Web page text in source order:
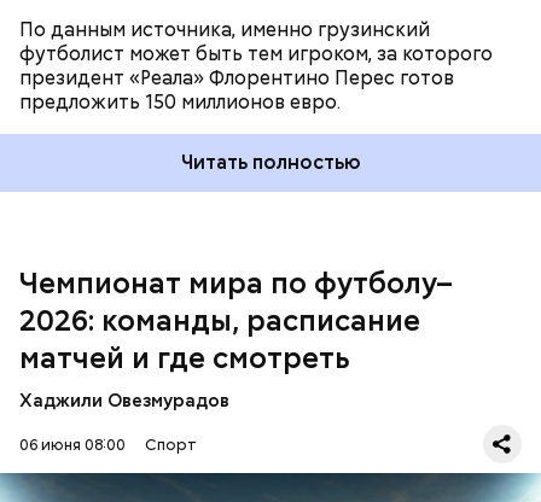
По данным источника, именно грузинский
футболист может быть тем игроком, за которого
президент «Реала» Флорентино Перес готов
предложить 150 миллионов евро.
Читать полностью
Чемпионат мира по футболу–
2026: команды, расписание
матчей и где смотреть
Хаджили Овезмурадов
06 июня 08:00 Спорт
четыре сборные. В плей-офф выходят по две
лучшие команды из каждой группы, а также восемь
проведено 104 матча.